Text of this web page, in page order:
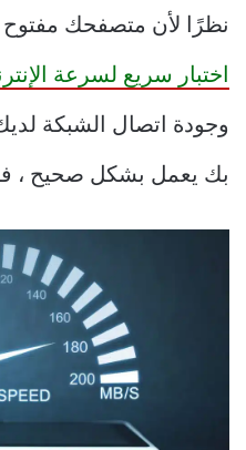
نظرًا لأن متصفحك مفتوح
اختبار سريع لسرعة
وجودة اتصال الشبكة
بك يعمل بشكل صحيح ،